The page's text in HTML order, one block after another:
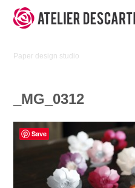
Skip
to
Atelier
Paper design studio
_MG_0312
Save